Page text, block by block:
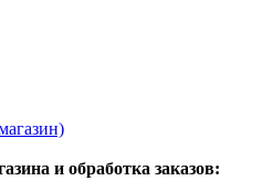
и обработка заказов: